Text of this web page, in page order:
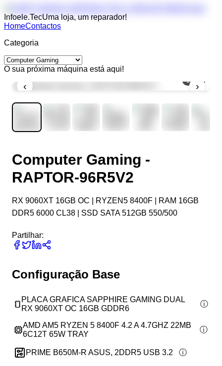
Infoele.TecUma loja, um reparador!
HomeContactos
Categoria
O sua próxima máquina está aqui!
‹ ›
1/
Computer Gaming -
RAPTOR-96R5V2
RX 9060XT 16GB OC | RYZEN5 8400F | RAM 16GB
DDR5 6000 CL38 | SSD SATA 512GB 550/500
Partilhar:
Configuração Base
PLACA GRAFICA SAPPHIRE GAMING DUAL
RX 9060XT OC 16GB GDDR6
AMD AM5 RYZEN 5 8400F 4.2 A 4.7GHZ 22MB
6C12T 65W TRAY
PRIME B650M-R ASUS, 2DDR5 USB 3.2